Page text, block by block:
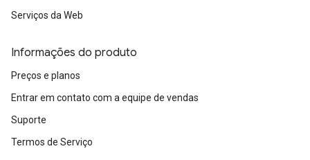
Serviços da Web
Informações do produto
Preços e planos
Entrar em contato com a equipe de vendas
Suporte
Termos de Serviço